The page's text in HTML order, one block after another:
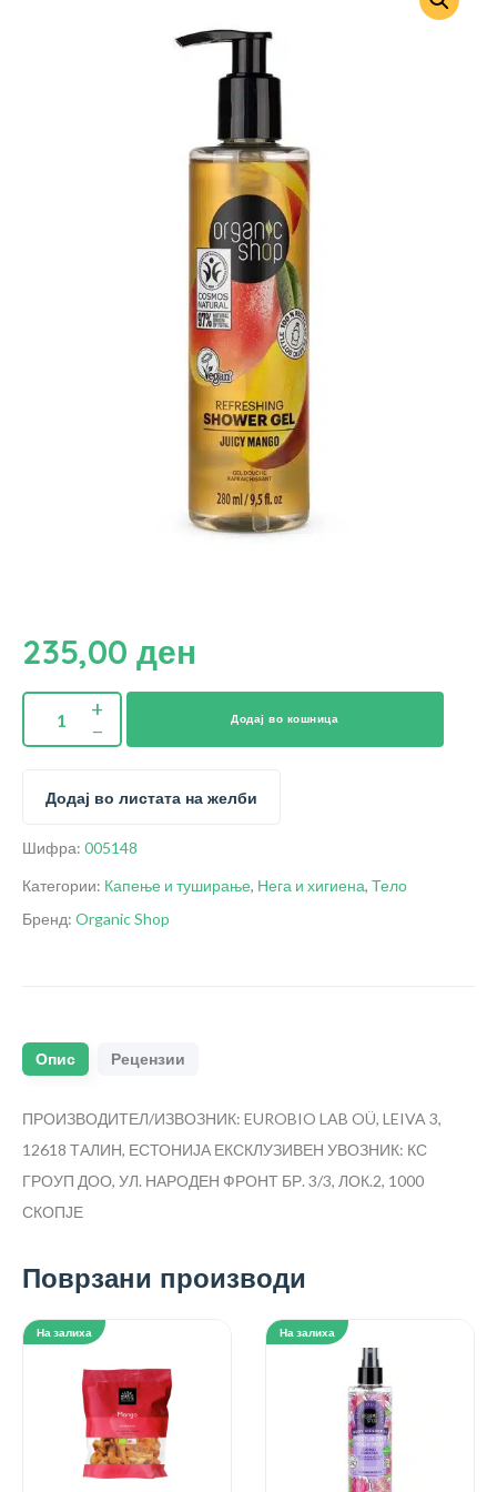
235,00 ден
Додај во кошница
Додај во листата на желби
Шифра: 005148
Категории: Капење и туширање, Нега и хигиена, Тело
Бренд: Organic Shop
Опис Рецензии
ПРОИЗВОДИТЕЛ/ИЗВОЗНИК: EUROBIO LAB OÜ, LEIVA 3,
12618 ТАЛИН, ЕСТОНИЈА ЕКСКЛУЗИВЕН УВОЗНИК: КС
ГРОУП ДОО, УЛ. НАРОДЕН ФРОНТ БР. 3/3, ЛОК.2, 1000
СКОПЈЕ
Поврзани производи
На залиха На залиха